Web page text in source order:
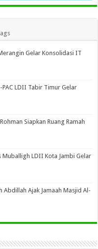
Gelar Konsolidasi IT
LDII Tabir Timur Gelar
Siapkan Ruang Ramah
Muballigh LDII Kota Jambi Gelar
Abdillah Ajak Jamaah Masjid Al-